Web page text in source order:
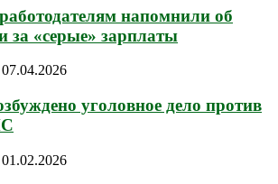
напомнили об
за «серые» зарплаты
07.04.2026
уголовное дело против
01.02.2026